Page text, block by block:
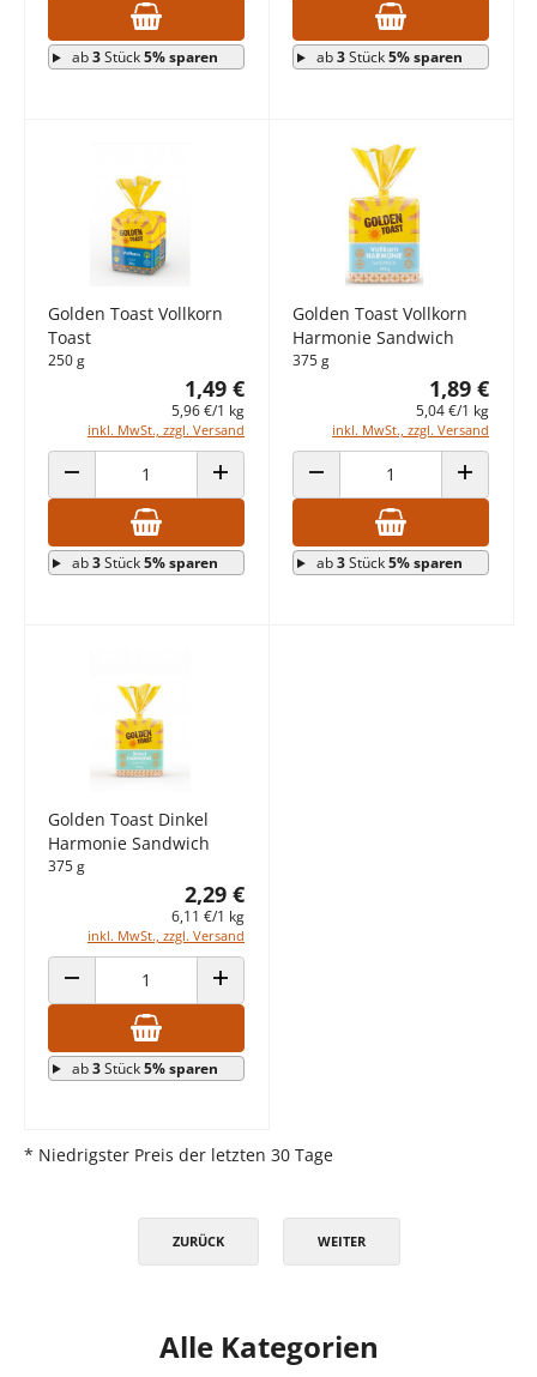
ab3Stück5% sparen ab3Stück5% sparen
Golden Toast Vollkorn
Toast
250 g
1,49 €
5,96 €/1 kg
inkl. MwSt., zzgl. Versand
ANZAHL VERRINGERN ANZAHL ERHÖHEN
ab3Stück5% sparen
Golden Toast Vollkorn
Harmonie Sandwich
375 g
1,89 €
5,04 €/1 kg
inkl. MwSt., zzgl. Versand
ANZAHL VERRINGERN ANZAHL
ab3Stück5% sparen
Golden Toast Dinkel
Harmonie Sandwich
375 g
2,29 €
6,11 €/1 kg
inkl. MwSt., zzgl. Versand
ANZAHL VERRINGERN ANZAHL ERHÖHEN
ab3Stück5% sparen
* Niedrigster Preis der letzten 30 Tage
ZURÜCK WEITER
Alle Kategorien